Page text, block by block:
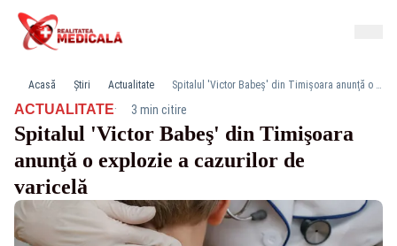
Acasă Știri Actualitate Spitalul 'Victor Babeş' din Timişoara anunţă o explozie a cazurilor de varicelă
ACTUALITATE· 3 min citire
Spitalul 'Victor Babeş' din Timişoara
anunţă o explozie a cazurilor de
varicelă